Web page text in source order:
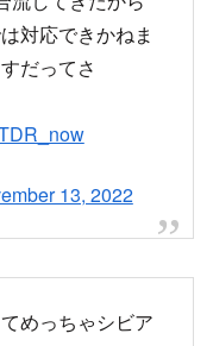
13, 2022
めっちゃシビア
かってるから問
ロしてる人なん